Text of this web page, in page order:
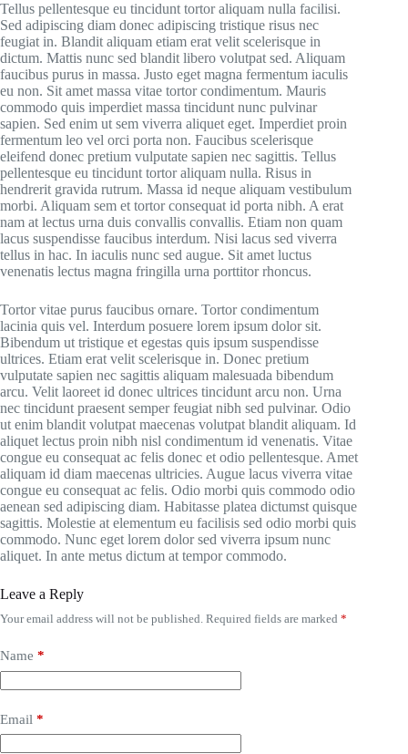
Tellus pellentesque eu tincidunt tortor aliquam nulla facilisi.
Sed adipiscing diam donec adipiscing tristique risus nec
feugiat in. Blandit aliquam etiam erat velit scelerisque in
dictum. Mattis nunc sed blandit libero volutpat sed. Aliquam
faucibus purus in massa. Justo eget magna fermentum iaculis
eu non. Sit amet massa vitae tortor condimentum. Mauris
commodo quis imperdiet massa tincidunt nunc pulvinar
sapien. Sed enim ut sem viverra aliquet eget. Imperdiet proin
fermentum leo vel orci porta non. Faucibus scelerisque
eleifend donec pretium vulputate sapien nec sagittis. Tellus
pellentesque eu tincidunt tortor aliquam nulla. Risus in
hendrerit gravida rutrum. Massa id neque aliquam vestibulum
morbi. Aliquam sem et tortor consequat id porta nibh. A erat
nam at lectus urna duis convallis convallis. Etiam non quam
lacus suspendisse faucibus interdum. Nisi lacus sed viverra
tellus in hac. In iaculis nunc sed augue. Sit amet luctus
venenatis lectus magna fringilla urna porttitor rhoncus.
Tortor vitae purus faucibus ornare. Tortor condimentum
lacinia quis vel. Interdum posuere lorem ipsum dolor sit.
Bibendum ut tristique et egestas quis ipsum suspendisse
ultrices. Etiam erat velit scelerisque in. Donec pretium
vulputate sapien nec sagittis aliquam malesuada bibendum
arcu. Velit laoreet id donec ultrices tincidunt arcu non. Urna
nec tincidunt praesent semper feugiat nibh sed pulvinar. Odio
ut enim blandit volutpat maecenas volutpat blandit aliquam. Id
aliquet lectus proin nibh nisl condimentum id venenatis. Vitae
congue eu consequat ac felis donec et odio pellentesque. Amet
aliquam id diam maecenas ultricies. Augue lacus viverra vitae
congue eu consequat ac felis. Odio morbi quis commodo odio
aenean sed adipiscing diam. Habitasse platea dictumst quisque
sagittis. Molestie at elementum eu facilisis sed odio morbi quis
commodo. Nunc eget lorem dolor sed viverra ipsum nunc
aliquet. In ante metus dictum at tempor commodo.
Leave a Reply
Your email address will not be published. Required fields are marked *
Name *
Email *